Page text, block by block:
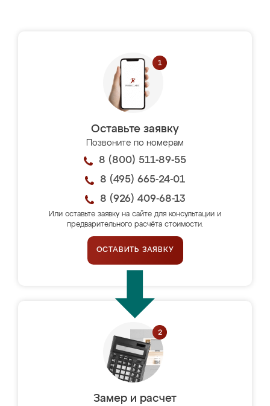
Оставьте заявку
Позвоните по номерам
8 (800) 511-89-55
8 (495) 665-24-01
8 (926) 409-68-13
Или оставьте заявку на сайте для консультации и
предварительного расчёта стоимости.
ОСТАВИТЬ ЗАЯВКУ
Замер и расчет